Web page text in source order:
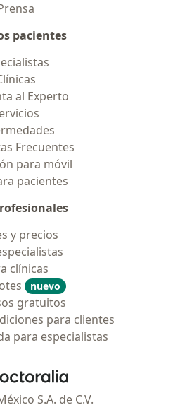
pacientes
al Experto
Frecuentes
para móvil
pacientes
y precios
clínicas
nuevo
gratuitos
para clientes
para especialistas
Doctoralia - Página de inicio
S.A. de C.V.